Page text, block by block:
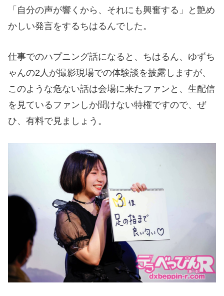
「自分の声が響くから、それにも興奮する」と艶め
かしい発言をするちはるんでした。
仕事でのハプニング話になると、ちはるん、ゆずち
ゃんの2人が撮影現場での体験談を披露しますが、
このような危ない話は会場に来たファンと、生配信
を見ているファンしか聞けない特権ですので、ぜ
ひ、有料で見ましょう。